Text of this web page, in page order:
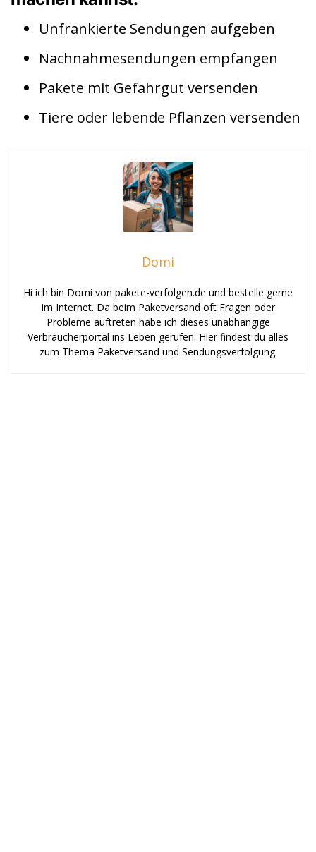
Unfrankierte Sendungen aufgeben
Nachnahmesendungen empfangen
Pakete mit Gefahrgut versenden
Tiere oder lebende Pflanzen versenden
Domi
Hi ich bin Domi von pakete-verfolgen.de und bestelle gerne
im Internet. Da beim Paketversand oft Fragen oder
Probleme auftreten habe ich dieses unabhängige
Verbraucherportal ins Leben gerufen. Hier findest du alles
zum Thema Paketversand und Sendungsverfolgung.